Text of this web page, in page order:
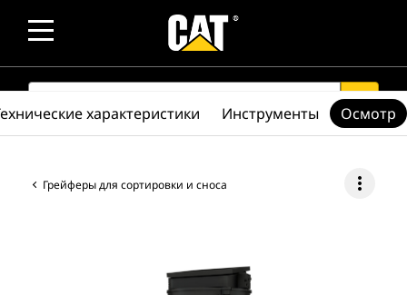
SEARCH search
Грейферы для сортировки и сноса more_vert
характеристики Инструменты Осмотр